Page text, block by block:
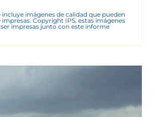
incluye imágenes de calidad que pueden
impresas. Copyright IPS, estas imágenes
impresas junto con este informe